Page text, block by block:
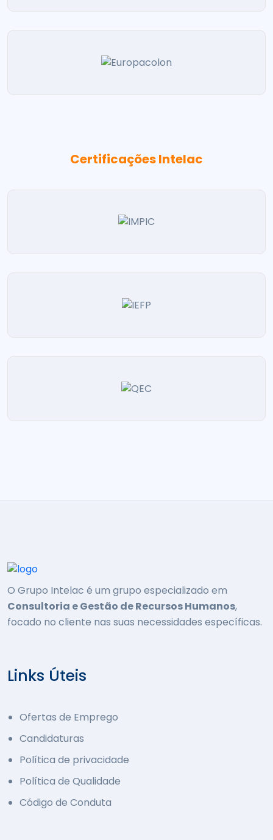
Certificações Intelac
O Grupo Intelac é um grupo especializado em
Consultoria e Gestão de Recursos Humanos,
focado no cliente nas suas necessidades específicas.
Links Úteis
Ofertas de Emprego
Candidaturas
Política de privacidade
Política de Qualidade
Código de Conduta